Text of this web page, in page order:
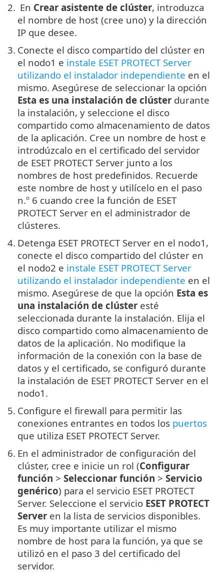
2. En Crear asistente de clúster, introduzca
el nombre de host (cree uno) y la dirección
IP que desee.
3. Conecte el disco compartido del clúster en
el nodo1 e instale ESET PROTECT Server
utilizando el instalador independiente en el
mismo. Asegúrese de seleccionar la opción
Esta es una instalación de clúster durante
la instalación, y seleccione el disco
compartido como almacenamiento de datos
de la aplicación. Cree un nombre de host e
introdúzcalo en el certificado del servidor
de ESET PROTECT Server junto a los
nombres de host predefinidos. Recuerde
este nombre de host y utilícelo en el paso
n.º 6 cuando cree la función de ESET
PROTECT Server en el administrador de
clústeres.
4. Detenga ESET PROTECT Server en el nodo1,
conecte el disco compartido del clúster en
el nodo2 e instale ESET PROTECT Server
utilizando el instalador independiente en el
mismo. Asegúrese de que la opción Esta es
una instalación de clúster esté
seleccionada durante la instalación. Elija el
disco compartido como almacenamiento de
datos de la aplicación. No modifique la
información de la conexión con la base de
datos y el certificado, se configuró durante
la instalación de ESET PROTECT Server en el
nodo1.
5. Configure el firewall para permitir las
conexiones entrantes en todos los puertos
que utiliza ESET PROTECT Server.
6. En el administrador de configuración del
clúster, cree e inicie un rol (Configurar
función > Seleccionar función > Servicio
genérico) para el servicio ESET PROTECT
Server. Seleccione el servicio ESET PROTECT
Server en la lista de servicios disponibles.
Es muy importante utilizar el mismo
nombre de host para la función, ya que se
utilizó en el paso 3 del certificado del
servidor.